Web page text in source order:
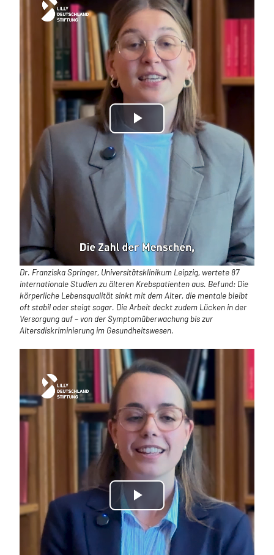
Play
Video
Dr. Franziska Springer, Universitätsklinikum Leipzig, wertete 87
internationale Studien zu älteren Krebspatienten aus. Befund: Die
körperliche Lebensqualität sinkt mit dem Alter, die mentale bleibt
oft stabil oder steigt sogar. Die Arbeit deckt zudem Lücken in der
Versorgung auf – von der Symptomüberwachung bis zur
Altersdiskriminierung im Gesundheitswesen.
Play
Video